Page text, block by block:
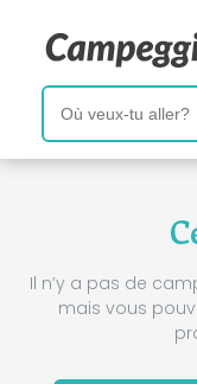
Il n’y a pas de
mais vous